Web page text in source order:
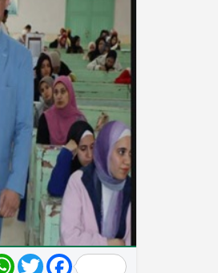
WhatsApp
TwitterFacebook